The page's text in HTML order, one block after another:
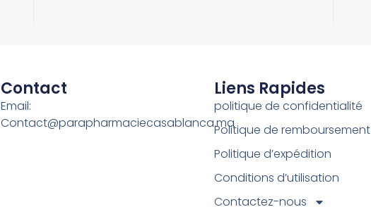
Contact
Email:
Contact@parapharmaciecasablanca.ma
Liens Rapides
politique de confidentialité
Politique de remboursement
Politique d’expédition
Conditions d’utilisation
Contactez-nous